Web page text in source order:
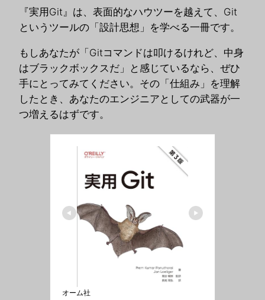
『実用Git』は、表面的なハウツーを越えて、Git
というツールの「設計思想」を学べる一冊です。
もしあなたが「Gitコマンドは叩けるけれど、中身
はブラックボックスだ」と感じているなら、ぜひ
手にとってみてください。その「仕組み」を理解
したとき、あなたのエンジニアとしての武器が一
つ増えるはずです。
オーム社